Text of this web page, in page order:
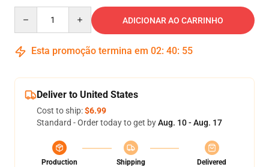
ADICIONAR AO CARRINHO
Esta promoção termina em 02: 40: 54
Deliver to United States
Cost to ship:$6.99
Standard - Order today to get byAug. 10 - Aug. 17
Production
Shipping
Delivered